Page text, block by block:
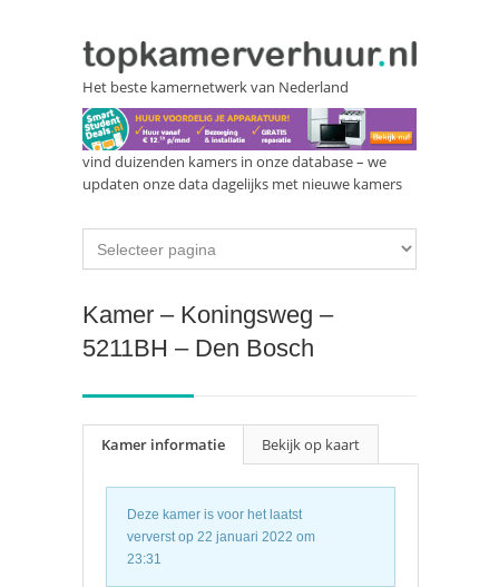
Het beste kamernetwerk van Nederland
vind duizenden kamers in onze database – we
updaten onze data dagelijks met nieuwe kamers
Kamer – Koningsweg –
5211BH – Den Bosch
Kamer informatie Bekijk op kaart
Deze kamer is voor het laatst
ververst op 22 januari 2022 om
23:31